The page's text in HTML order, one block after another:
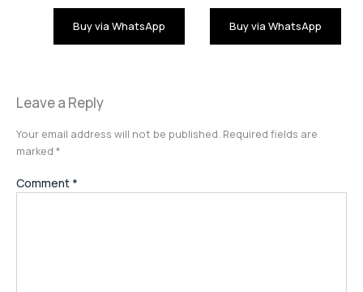
Buy via WhatsApp Buy via WhatsApp
Leave a Reply
Your email address will not be published. Required fields are
marked *
Comment *